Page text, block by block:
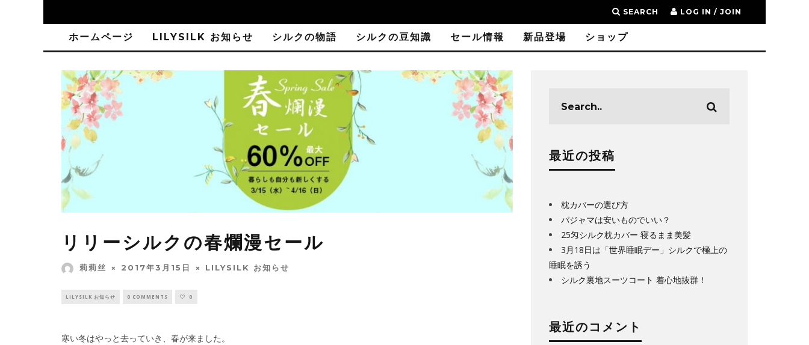
SEARCH LOG IN / JOIN
ホームページ LILYSILK お知らせ シルクの物語 シルクの豆知識 セール情報 新品登場 ショップ
リリーシルクの春爛漫セール
莉莉丝 2017年3月15日 LILYSILK お知らせ
LILYSILK お知らせ 0 COMMENTS 0
寒い冬はやっと去っていき、春が来ました。
最近の投稿
枕カバーの選び方
パジャマは安いものでいい？
25匁シルク枕カバー 寝るまま美髪
3月18日は「世界睡眠デー」シルクで極上の
睡眠を誘う
シルク裏地スーツコート 着心地抜群！
最近のコメント